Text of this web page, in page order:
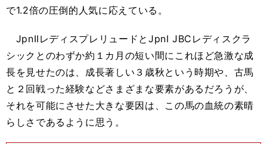
で1.2倍の圧倒的人気に応えている。
JpnIIレディスプレリュードとJpnI JBCレディスクラ
シックとのわずか約１カ月の短い間にこれほど急激な成
長を見せたのは、成長著しい３歳秋という時期や、古馬
と２回戦った経験などさまざまな要素があるだろうが、
それを可能にさせた大きな要因は、この馬の血統の素晴
らしさであるように思う。